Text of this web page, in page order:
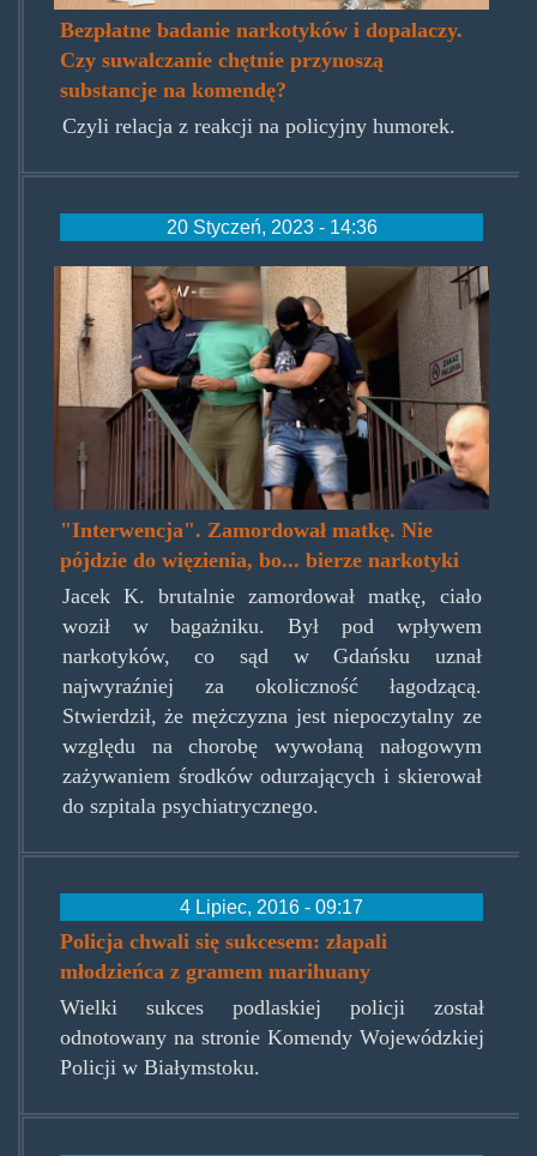
Bezpłatne badanie narkotyków i dopalaczy.
Czy suwalczanie chętnie przynoszą
substancje na komendę?
Czyli relacja z reakcji na policyjny humorek.
20 Styczeń, 2023 - 14:36
interwencja.png
"Interwencja". Zamordował matkę. Nie
pójdzie do więzienia, bo... bierze narkotyki
Jacek K. brutalnie zamordował matkę, ciało
woził w bagażniku. Był pod wpływem
narkotyków, co sąd w Gdańsku uznał
najwyraźniej za okoliczność łagodzącą.
Stwierdził, że mężczyzna jest niepoczytalny ze
względu na chorobę wywołaną nałogowym
zażywaniem środków odurzających i skierował
do szpitala psychiatrycznego.
4 Lipiec, 2016 - 09:17
Policja chwali się sukcesem: złapali
młodzieńca z gramem marihuany
Wielki sukces podlaskiej policji został
odnotowany na stronie Komendy Wojewódzkiej
Policji w Białymstoku.